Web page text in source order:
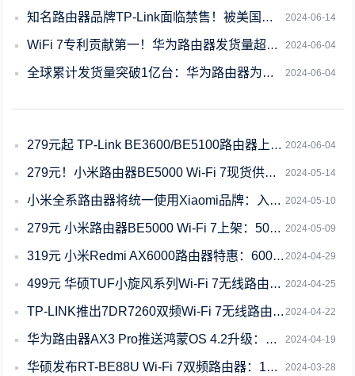
2024-06-14
知名路由器品牌TP-Link面临禁售！被美国认定侵权
2024-06-04
WiFi 7专利贡献第一！华为路由器发货量超1亿台
2024-06-04
全球累计发货量突破1亿台：华为路由器为何获得如此青睐
2024-06-04
279元起 TP-Link BE3600/BE5100路由器上市：2.5G网口
2024-05-14
279元！小米路由器BE5000 Wi-Fi 7现货供应：支持双频并发5011
2024-05-10
小米全系路由器将统一使用Xiaomi品牌：入门级产品将继续更新
2024-05-09
279元 小米路由器BE5000 Wi-Fi 7上架：5000兆级强劲覆盖
2024-04-29
319元 小米Redmi AX6000路由器特惠：6000M无线速率
2024-04-25
499元 华硕TUF小旋风系列Wi-Fi 7无线路由器预售：2.5G网口
2024-04-22
TP-LINK推出7DR7260双频Wi-Fi 7无线路由器：5个2.5G网口
2024-04-19
华为路由器AX3 Pro推送鸿蒙OS 4.2升级：支持开启IPv6、减少断网
2024-03-28
华硕发布RT-BE88U Wi-Fi 7双频路由器：10网口配置